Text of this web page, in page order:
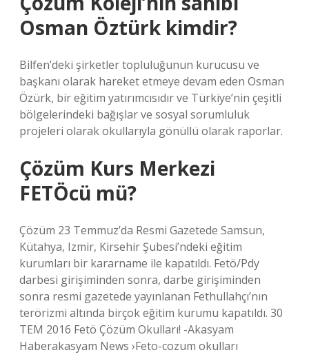
Osman Öztürk kimdir?
Bilfen’deki şirketler topluluğunun kurucusu ve
başkanı olarak hareket etmeye devam eden Osman
Özürk, bir eğitim yatırımcısıdır ve Türkiye’nin çeşitli
bölgelerindeki bağışlar ve sosyal sorumluluk
projeleri olarak okullarıyla gönüllü olarak raporlar.
Çözüm Kurs Merkezi
FETÖcü mü?
Çözüm 23 Temmuz’da Resmi Gazetede Samsun,
Kütahya, Izmir, Kirsehir Şubesi’ndeki eğitim
kurumları bir kararname ile kapatıldı. Fetö/Pdy
darbesi girişiminden sonra, darbe girişiminden
sonra resmi gazetede yayınlanan Fethullahçı’nın
terörizmi altında birçok eğitim kurumu kapatıldı. 30
TEM 2016 Fetö Çözüm Okulları! -Akasyam
Haberakasyam News ›Feto-cozum okulları